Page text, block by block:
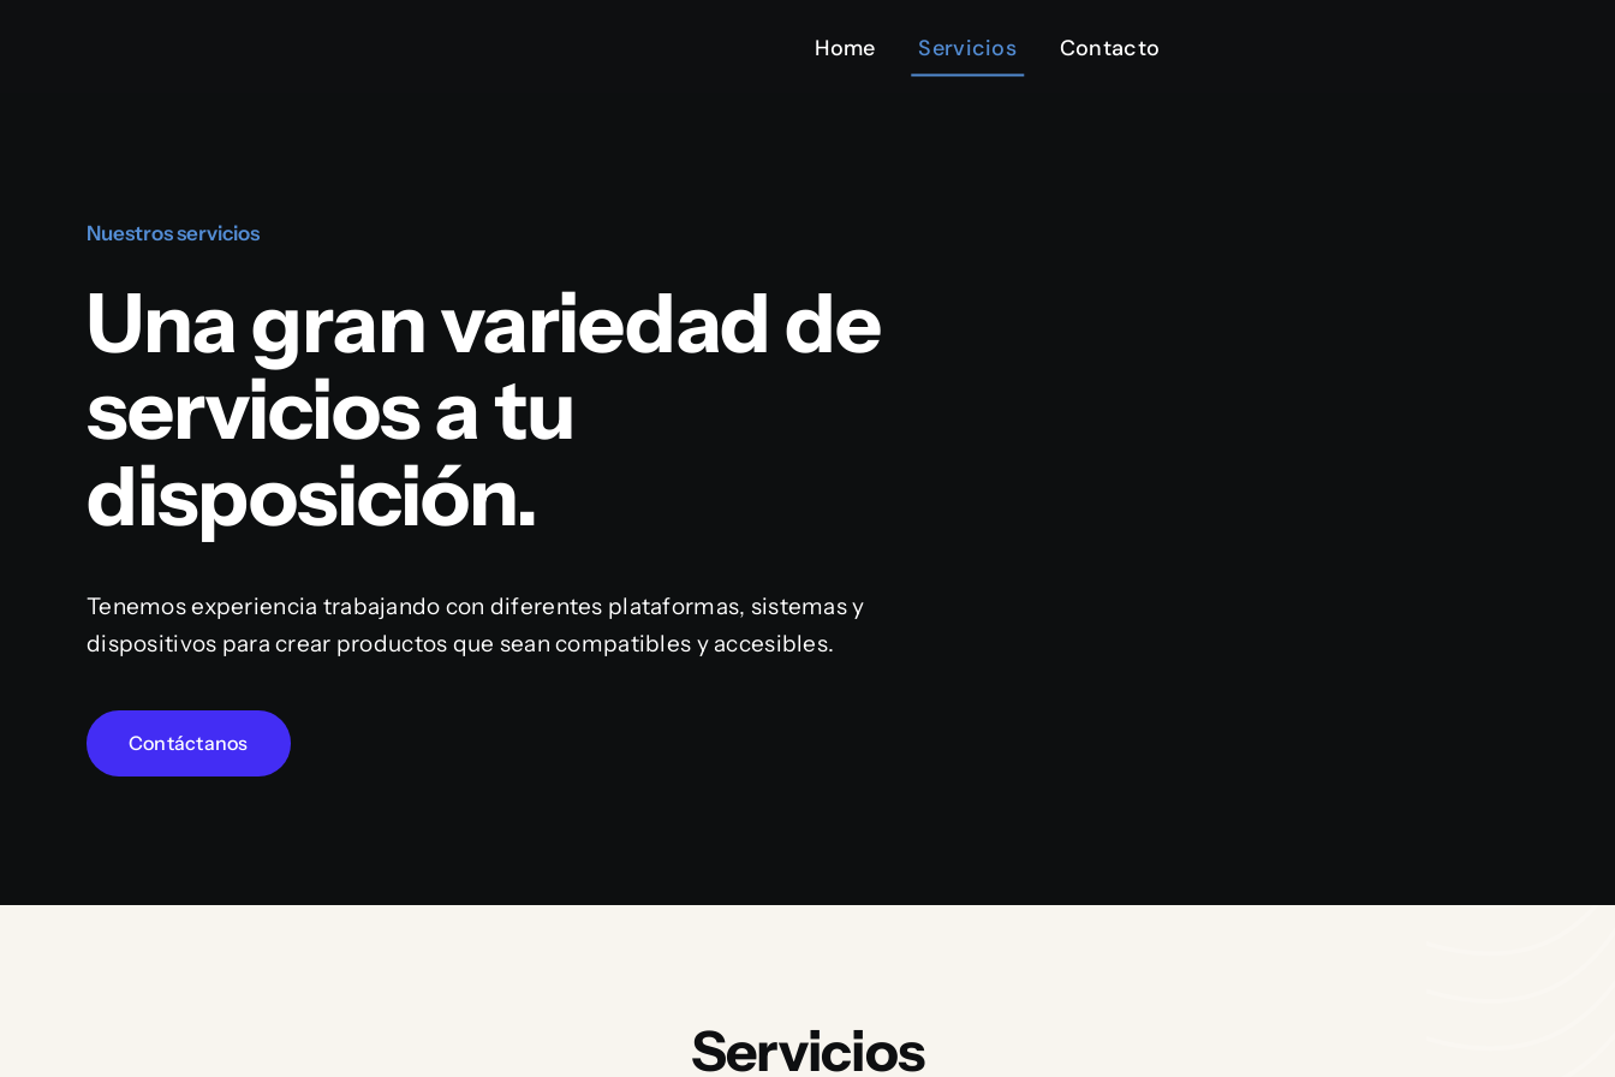
Home Servicios Contacto
Nuestros servicios
Una gran variedad de
servicios a tu
disposición.
Tenemos experiencia trabajando con diferentes plataformas, sistemas y
dispositivos para crear productos que sean compatibles y accesibles.
Contáctanos
Servicios